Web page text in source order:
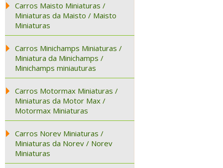
Carros Maisto Miniaturas /
Miniaturas da Maisto / Maisto
Miniaturas
Carros Minichamps Miniaturas /
Miniatura da Minichamps /
Minichamps miniauturas
Carros Motormax Miniaturas /
Miniaturas da Motor Max /
Motormax Miniaturas
Carros Norev Miniaturas /
Miniaturas da Norev / Norev
Miniaturas